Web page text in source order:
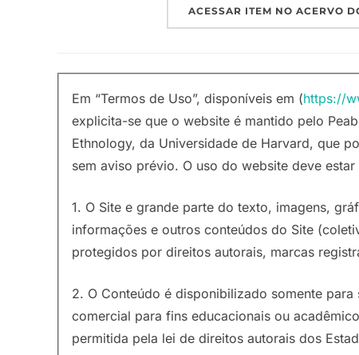
ACESSAR ITEM NO ACERVO
Em “Termos de Uso”, disponíveis em (https://
explicita-se que o website é mantido pelo
Ethnology, da Universidade de Harvard, que
sem aviso prévio. O uso do website deve
1. O Site e grande parte do texto, imagens,
informações e outros conteúdos do Site
protegidos por direitos autorais, marcas
2. O Conteúdo é disponibilizado somente
comercial para fins educacionais ou
permitida pela lei de direitos autorais dos